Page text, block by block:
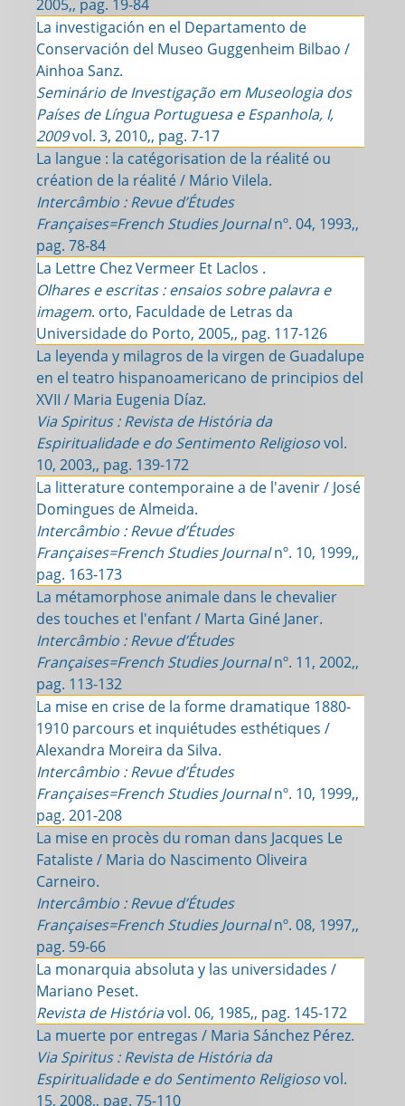
2005,, pag. 19-84
La investigación en el Departamento de
Conservación del Museo Guggenheim Bilbao /
Ainhoa Sanz.
Seminário de Investigação em Museologia dos
Países de Língua Portuguesa e Espanhola, I,
2009vol. 3, 2010,, pag. 7-17
La langue : la catégorisation de la réalité ou
création de la réalité / Mário Vilela.
Intercâmbio : Revue d’Études
Françaises=French Studies Journalnº. 04, 1993,,
pag. 78-84
La Lettre Chez Vermeer Et Laclos .
Olhares e escritas : ensaios sobre palavra e
imagem. orto, Faculdade de Letras da
Universidade do Porto, 2005,, pag. 117-126
La leyenda y milagros de la virgen de Guadalupe
en el teatro hispanoamericano de principios del
XVII / Maria Eugenia Díaz.
Via Spiritus : Revista de História da
Espiritualidade e do Sentimento Religiosovol.
10, 2003,, pag. 139-172
La litterature contemporaine a de l'avenir / José
Domingues de Almeida.
Intercâmbio : Revue d’Études
Françaises=French Studies Journalnº. 10, 1999,,
pag. 163-173
La métamorphose animale dans le chevalier
des touches et l'enfant / Marta Giné Janer.
Intercâmbio : Revue d’Études
Françaises=French Studies Journalnº. 11, 2002,,
pag. 113-132
La mise en crise de la forme dramatique 1880-
1910 parcours et inquiétudes esthétiques /
Alexandra Moreira da Silva.
Intercâmbio : Revue d’Études
Françaises=French Studies Journalnº. 10, 1999,,
pag. 201-208
La mise en procès du roman dans Jacques Le
Fataliste / Maria do Nascimento Oliveira
Carneiro.
Intercâmbio : Revue d’Études
Françaises=French Studies Journalnº. 08, 1997,,
pag. 59-66
La monarquia absoluta y las universidades /
Mariano Peset.
Revista de Históriavol. 06, 1985,, pag. 145-172
La muerte por entregas / Maria Sánchez Pérez.
Via Spiritus : Revista de História da
Espiritualidade e do Sentimento Religiosovol.
15, 2008,, pag. 75-110